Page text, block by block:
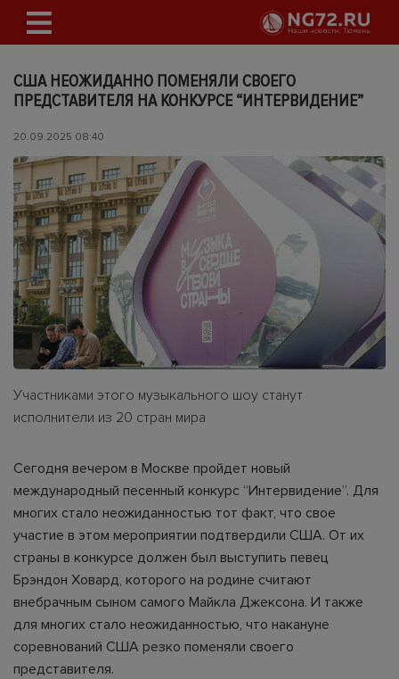
США НЕОЖИДАННО ПОМЕНЯЛИ СВОЕГО
ПРЕДСТАВИТЕЛЯ НА КОНКУРСЕ “ИНТЕРВИДЕНИЕ”
20.09.2025 08:40
Участниками этого музыкального шоу станут
исполнители из 20 стран мира
Сегодня вечером в Москве пройдет новый
международный песенный конкурс “Интервидение”. Для
многих стало неожиданностью тот факт, что свое
участие в этом мероприятии подтвердили США. От их
страны в конкурсе должен был выступить певец
Брэндон Ховард, которого на родине считают
внебрачным сыном самого Майкла Джексона. И также
для многих стало неожиданностью, что накануне
соревнований США резко поменяли своего
представителя.